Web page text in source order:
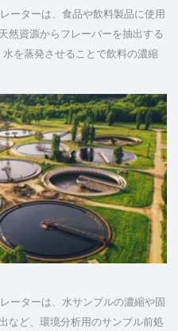
ーターは、食品や飲料製品に使用
然資源からフレーバーを抽出する
を蒸発させることで飲料の濃縮
ーターは、水サンプルの濃縮や固
など、環境分析用のサンプル前処